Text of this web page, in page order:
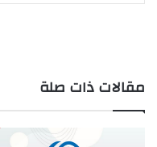
مقالات ذات صلة